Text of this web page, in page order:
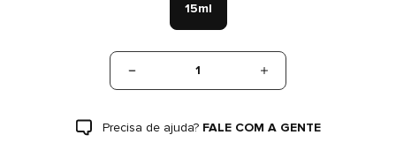
15ml
1
Precisa de ajuda? FALE COM A GENTE